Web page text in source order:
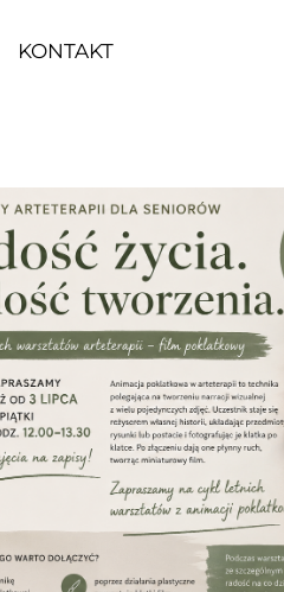
KONTAKT